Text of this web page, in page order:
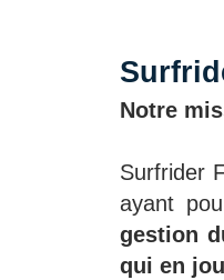
Notre
Surfrider
ayant
gestion
qui en